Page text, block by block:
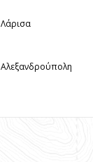
Λάρισα
Αλεξανδρούπολη